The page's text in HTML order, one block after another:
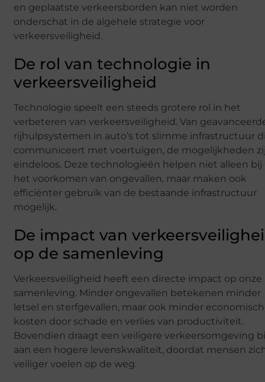
en geplaatste verkeersborden kan niet worden
onderschat in de algehele strategie voor
verkeersveiligheid.
De rol van technologie in
verkeersveiligheid
Technologie speelt een steeds grotere rol in het
verbeteren van verkeersveiligheid. Van
rijhulpsystemen in auto’s tot slimme infrastructuur
communiceert met voertuigen, de mogelijkheden
eindeloos. Deze technologieën helpen niet alleen bij
het voorkomen van ongevallen, maar maken ook
efficiënter gebruik van de bestaande infrastructuur
mogelijk.
De impact van
op de samenleving
Verkeersveiligheid heeft een directe impact op onze
samenleving. Minder ongevallen betekenen minder
letsel en sterfgevallen, maar ook minder
kosten door schade en verlies van productiviteit.
Bovendien draagt een veiligere verkeersomgeving
aan een hogere levenskwaliteit, doordat mensen
veiliger voelen op de weg.